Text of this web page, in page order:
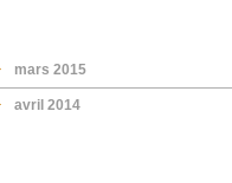
mars 2015
avril 2014